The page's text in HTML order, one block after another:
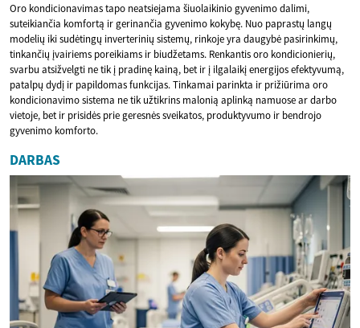
Oro kondicionavimas tapo neatsiejama šiuolaikinio gyvenimo dalimi,
suteikiančia komfortą ir gerinančia gyvenimo kokybę. Nuo paprastų langų
modelių iki sudėtingų inverterinių sistemų, rinkoje yra daugybė pasirinkimų,
tinkančių įvairiems poreikiams ir biudžetams. Renkantis oro kondicionierių,
svarbu atsižvelgti ne tik į pradinę kainą, bet ir į ilgalaikį energijos efektyvumą,
patalpų dydį ir papildomas funkcijas. Tinkamai parinkta ir prižiūrima oro
kondicionavimo sistema ne tik užtikrins malonią aplinką namuose ar darbo
vietoje, bet ir prisidės prie geresnės sveikatos, produktyvumo ir bendrojo
gyvenimo komforto.
DARBAS